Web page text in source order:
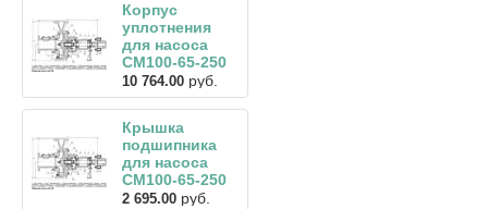
Корпус
уплотнения
для насоса
СМ100-65-250
10 764.00 руб.
Крышка
подшипника
для насоса
СМ100-65-250
2 695.00 руб.